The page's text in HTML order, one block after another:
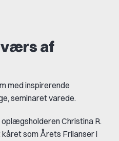
af
med inspirerende
seminaret varede.
Christina R.
som Årets Frilanser i